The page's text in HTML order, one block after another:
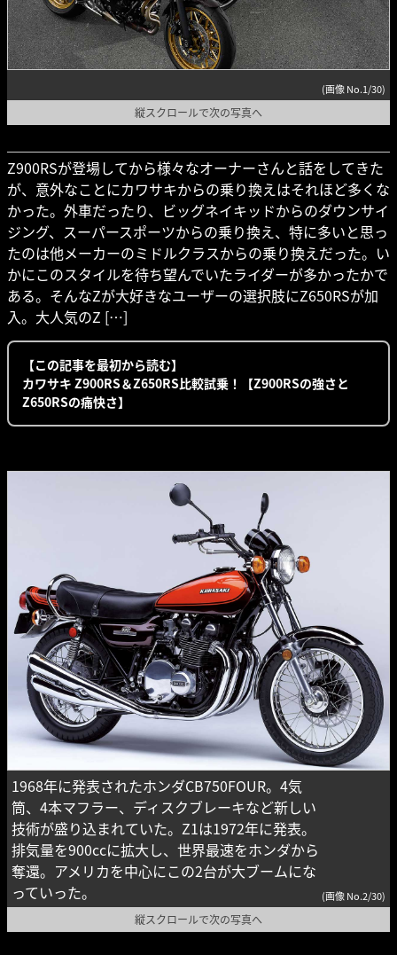
(画像 No.1/30)
縦スクロールで次の写真へ
Z900RSが登場してから様々なオーナーさんと話をしてきた
が、意外なことにカワサキからの乗り換えはそれほど多くな
かった。外車だったり、ビッグネイキッドからのダウンサイ
ジング、スーパースポーツからの乗り換え、特に多いと思っ
たのは他メーカーのミドルクラスからの乗り換えだった。い
かにこのスタイルを待ち望んでいたライダーが多かったかで
ある。そんなZが大好きなユーザーの選択肢にZ650RSが加
入。大人気のZ […]
【この記事を最初から読む】
カワサキ Z900RS＆Z650RS比較試乗！【Z900RSの強さと
Z650RSの痛快さ】
1968年に発表されたホンダCB750FOUR。4気
筒、4本マフラー、ディスクブレーキなど新しい
技術が盛り込まれていた。Z1は1972年に発表。
排気量を900ccに拡大し、世界最速をホンダから
奪還。アメリカを中心にこの2台が大ブームにな
っていった。
(画像 No.2/30)
縦スクロールで次の写真へ